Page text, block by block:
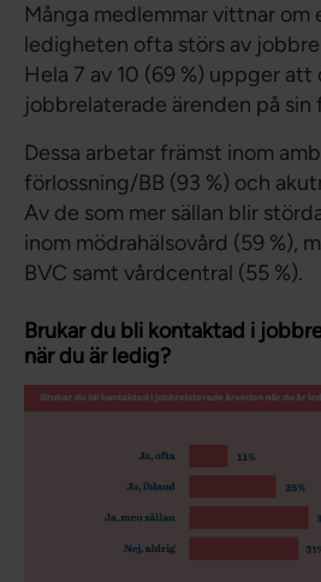
Många medlemmar vittnar om
ledigheten ofta störs av
Hela 7 av 10 (69 %) uppger
jobbrelaterade ärenden på sin
Dessa arbetar främst inom
förlossning/BB (93 %) och
Av de som mer sällan blir
inom mödrahälsovård (59 %),
BVC samt vårdcentral (55 %).
Brukar du bli kontaktad i
när du är ledig?